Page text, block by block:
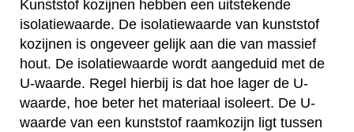
Kunststof kozijnen hebben een uitstekende
isolatiewaarde. De isolatiewaarde van kunststof
kozijnen is ongeveer gelijk aan die van massief
hout. De isolatiewaarde wordt aangeduid met de
U-waarde. Regel hierbij is dat hoe lager de U-
waarde, hoe beter het materiaal isoleert. De U-
waarde van een kunststof raamkozijn ligt tussen